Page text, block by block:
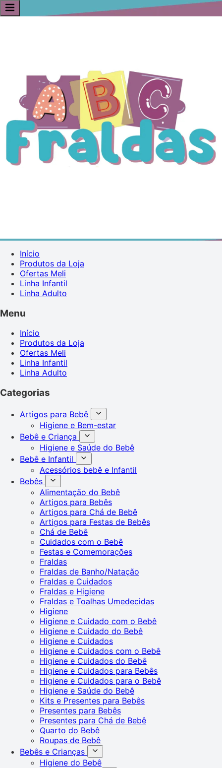
Início
Produtos da Loja
Ofertas Meli
Linha Infantil
Linha Adulto
Menu
Início
Produtos da Loja
Ofertas Meli
Linha Infantil
Linha Adulto
Categorias
Artigos para Bebê
Higiene e Bem-estar
Bebê e Criança
Higiene e Saúde do Bebê
Bebê e Infantil
Acessórios bebê e Infantil
Bebês
Alimentação do Bebê
Artigos para Bebês
Artigos para Chá de Bebê
Artigos para Festas de Bebês
Chá de Bebê
Cuidados com o Bebê
Festas e Comemorações
Fraldas
Fraldas de Banho/Natação
Fraldas e Cuidados
Fraldas e Higiene
Fraldas e Toalhas Umedecidas
Higiene
Higiene e Cuidado com o Bebê
Higiene e Cuidado do Bebê
Higiene e Cuidados
Higiene e Cuidados com o Bebê
Higiene e Cuidados do Bebê
Higiene e Cuidados para Bebês
Higiene e Cuidados para o Bebê
Higiene e Saúde do Bebê
Kits e Presentes para Bebês
Presentes para Bebês
Presentes para Chá de Bebê
Quarto do Bebê
Roupas de Bebê
Bebês e Crianças
Higiene do Bebê